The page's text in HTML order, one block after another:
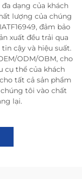
dạng của khách
lượng của chúng
đảm bảo
xuất đều trải qua
cậy và hiệu suất.
ODM/OBM, cho
cụ thể của khách
tất cả sản phẩm
tôi vào chất
lại.